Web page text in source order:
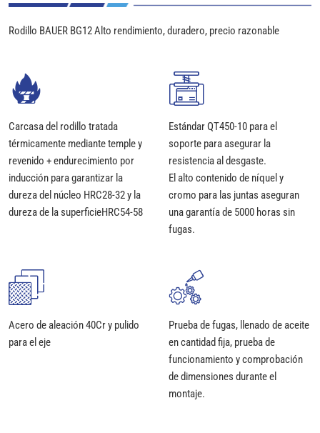
Rodillo BAUER BG12 Alto rendimiento, duradero, precio razonable
Carcasa del rodillo tratada
térmicamente mediante temple y
revenido + endurecimiento por
inducción para garantizar la
dureza del núcleo HRC28-32 y la
dureza de la superficieHRC54-58
Estándar QT450-10 para el
soporte para asegurar la
resistencia al desgaste.
El alto contenido de níquel y
cromo para las juntas aseguran
una garantía de 5000 horas sin
fugas.
Acero de aleación 40Cr y pulido
para el eje
Prueba de fugas, llenado de aceite
en cantidad fija, prueba de
funcionamiento y comprobación
de dimensiones durante el
montaje.